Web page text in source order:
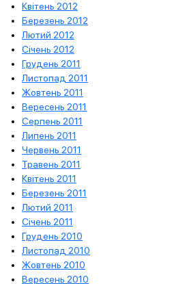
Квітень 2012
Березень 2012
Лютий 2012
Січень 2012
Грудень 2011
Листопад 2011
Жовтень 2011
Вересень 2011
Серпень 2011
Липень 2011
Червень 2011
Травень 2011
Квітень 2011
Березень 2011
Лютий 2011
Січень 2011
Грудень 2010
Листопад 2010
Жовтень 2010
Вересень 2010